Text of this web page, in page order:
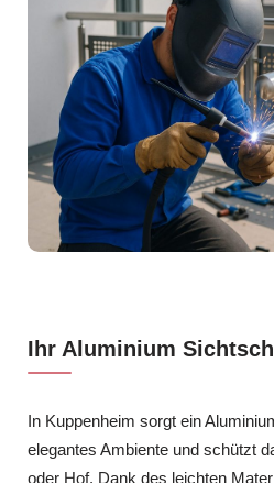
Ihr Aluminium
In Kuppenheim sorgt ein
elegantes Ambiente und schützt
oder Hof. Dank des leichten